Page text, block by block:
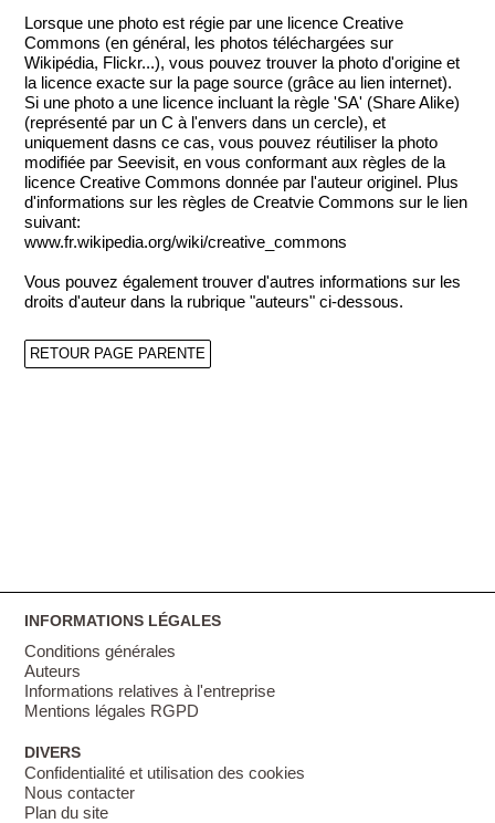
Lorsque une photo est régie par une licence Creative
Commons (en général, les photos téléchargées sur
Wikipédia, Flickr...), vous pouvez trouver la photo d'origine et
la licence exacte sur la page source (grâce au lien internet).
Si une photo a une licence incluant la règle 'SA' (Share Alike)
(représenté par un C à l'envers dans un cercle), et
uniquement dasns ce cas, vous pouvez réutiliser la photo
modifiée par Seevisit, en vous conformant aux règles de la
licence Creative Commons donnée par l'auteur originel. Plus
d'informations sur les règles de Creatvie Commons sur le lien
suivant:
www.fr.wikipedia.org/wiki/creative_commons
Vous pouvez également trouver d'autres informations sur les
droits d'auteur dans la rubrique "auteurs" ci-dessous.
RETOUR PAGE PARENTE
INFORMATIONS LÉGALES
Conditions générales
Auteurs
Informations relatives à l'entreprise
Mentions légales RGPD
DIVERS
Confidentialité et utilisation des cookies
Nous contacter
Plan du site